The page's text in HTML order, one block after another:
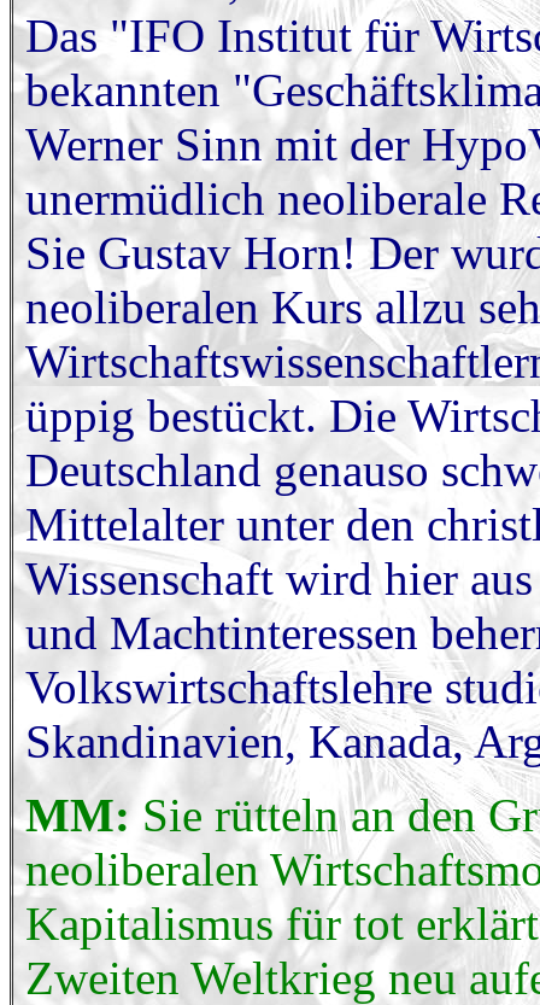
Das "IFO Institut für
bekannten
Werner Sinn mit der
unermüdlich neoliberale
Sie Gustav Horn! Der
neoliberalen Kurs allzu
üppig bestückt. Die
Deutschland genauso
Mittelalter unter den
Wissenschaft wird hier
und Machtinteressen
Volkswirtschaftslehre
Skandinavien, Kanada,
MM: Sie rütteln an den
neoliberalen
Kapitalismus für tot
Zweiten Weltkrieg neu